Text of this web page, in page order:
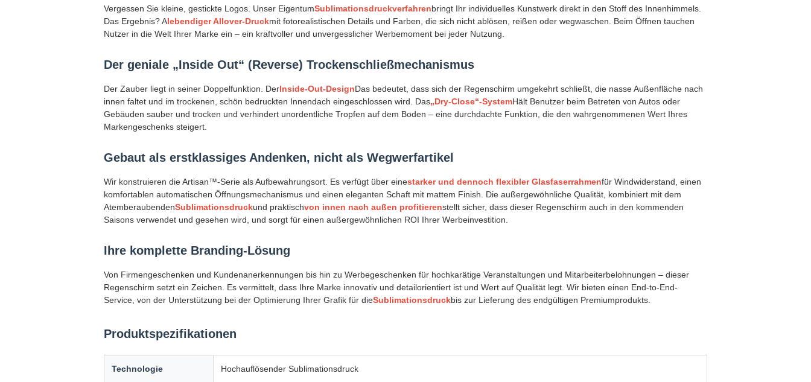
Vergessen Sie kleine, gestickte Logos. Unser EigentumSublimationsdruckverfahrenbringt Ihr individuelles Kunstwerk direkt in den Stoff des Innenhimmels.
Das Ergebnis? Alebendiger Allover-Druckmit fotorealistischen Details und Farben, die sich nicht ablösen, reißen oder wegwaschen. Beim Öffnen tauchen
Nutzer in die Welt Ihrer Marke ein – ein kraftvoller und unvergesslicher Werbemoment bei jeder Nutzung.
Der geniale „Inside Out“ (Reverse) Trockenschließmechanismus
Der Zauber liegt in seiner Doppelfunktion. DerInside-Out-DesignDas bedeutet, dass sich der Regenschirm umgekehrt schließt, die nasse Außenfläche nach
innen faltet und im trockenen, schön bedruckten Innendach eingeschlossen wird. Das„Dry-Close“-SystemHält Benutzer beim Betreten von Autos oder
Gebäuden sauber und trocken und verhindert unordentliche Tropfen auf dem Boden – eine durchdachte Funktion, die den wahrgenommenen Wert Ihres
Markengeschenks steigert.
Gebaut als erstklassiges Andenken, nicht als Wegwerfartikel
Wir konstruieren die Artisan™-Serie als Aufbewahrungsort. Es verfügt über einestarker und dennoch flexibler Glasfaserrahmenfür Windwiderstand, einen
komfortablen automatischen Öffnungsmechanismus und einen eleganten Schaft mit mattem Finish. Die außergewöhnliche Qualität, kombiniert mit dem
AtemberaubendenSublimationsdruckund praktischvon innen nach außen profitierenstellt sicher, dass dieser Regenschirm auch in den kommenden
Saisons verwendet und gesehen wird, und sorgt für einen außergewöhnlichen ROI Ihrer Werbeinvestition.
Ihre komplette Branding-Lösung
Von Firmengeschenken und Kundenanerkennungen bis hin zu Werbegeschenken für hochkarätige Veranstaltungen und Mitarbeiterbelohnungen – dieser
Regenschirm setzt ein Zeichen. Es vermittelt, dass Ihre Marke innovativ und detailorientiert ist und Wert auf Qualität legt. Wir bieten einen End-to-End-
Service, von der Unterstützung bei der Optimierung Ihrer Grafik für dieSublimationsdruckbis zur Lieferung des endgültigen Premiumprodukts.
Produktspezifikationen
Technologie Hochauflösender Sublimationsdruck